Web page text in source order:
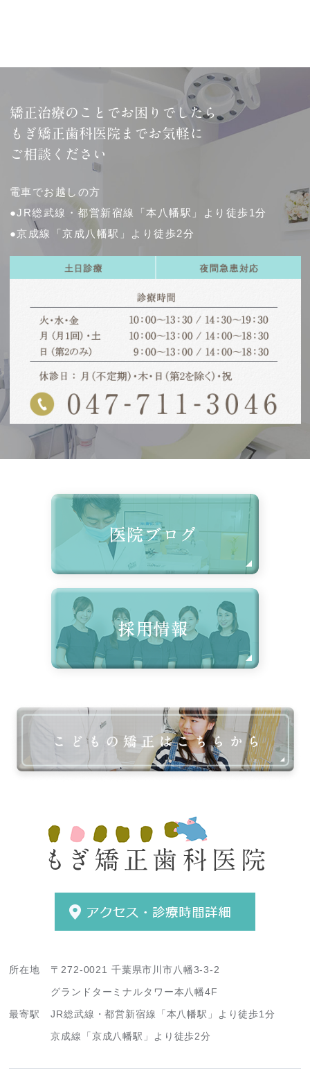
矯正治療のことでお困りでしたら
もぎ矯正歯科医院までお気軽に
ご相談ください
電車でお越しの方
●JR総武線・都営新宿線「本八幡駅」より徒歩1分
●京成線「京成八幡駅」より徒歩2分
所在地
〒272-0021 千葉県市川市八幡3-3-2
グランドターミナルタワー本八幡4F
最寄駅
JR総武線・都営新宿線「本八幡駅」より徒歩1分
京成線「京成八幡駅」より徒歩2分